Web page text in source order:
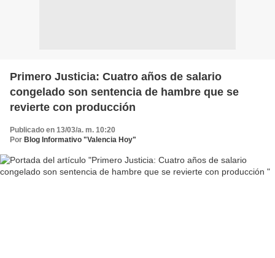
Primero Justicia: Cuatro años de salario
congelado son sentencia de hambre que se
revierte con producción
Publicado en 13/03/a. m. 10:20
Por Blog Informativo "Valencia Hoy"